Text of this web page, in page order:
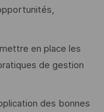
en place les
de gestion
des bonnes